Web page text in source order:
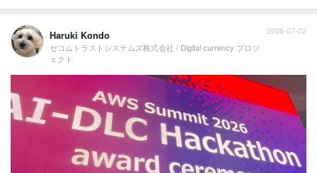
Haruki Kondo
セコムトラストシステムズ株式会社 / Digital currency プロジ
ェクト
2026-07-02